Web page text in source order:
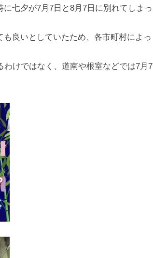
七夕が7月7日と8月7日に別れてしまっ
良いとしていたため、各市町村によっ
けではなく、道南や根室などでは7月7